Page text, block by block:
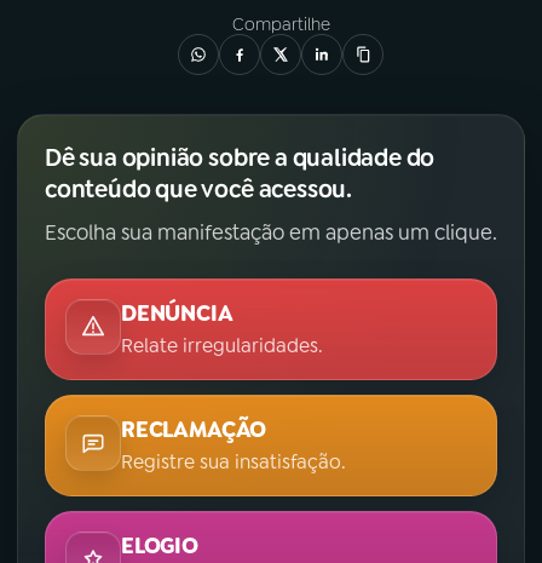
Compartilhe
Dê sua opinião sobre a qualidade do
conteúdo que você acessou.
Escolha sua manifestação em apenas um clique.
DENÚNCIA
Relate irregularidades.
RECLAMAÇÃO
Registre sua insatisfação.
ELOGIO